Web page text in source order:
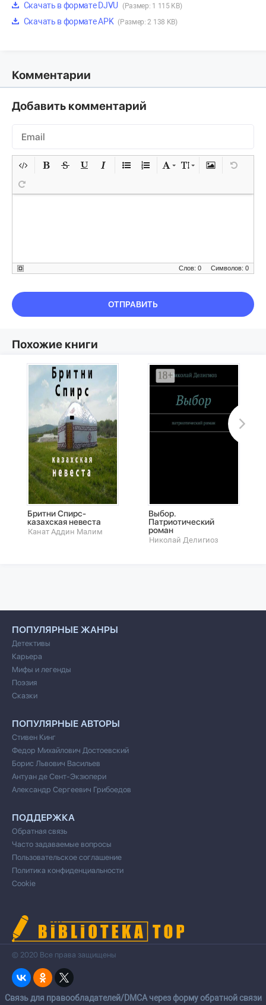
Скачать в формате DJVU (Размер: 1 115 KB)
Скачать в формате APK (Размер: 2 138 KB)
Комментарии
Добавить комментарий
Символов: 0
Слов: 0
ОТПРАВИТЬ
Похожие книги
Бритни Спирс-
казахская невеста
Канат Аддин Малим
Выбор.
Патриотический
роман
Николай Делигиоз
ПОПУЛЯРНЫЕ ЖАНРЫ
Детективы
Карьера
Мифы и легенды
Поэзия
Сказки
ПОПУЛЯРНЫЕ АВТОРЫ
Стивен Кинг
Федор Михайлович Достоевский
Борис Львович Васильев
Антуан де Сент-Экзюпери
Александр Сергеевич Грибоедов
ПОДДЕРЖКА
Обратная связь
Часто задаваемые вопросы
Пользовательское соглашение
Политика конфиденциальности
Cookie
© 2020 Все права защищены
Cвязь для правообладателей/DMCA через форму обратной связи